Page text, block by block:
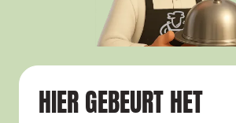
HIER GEBEURT HET